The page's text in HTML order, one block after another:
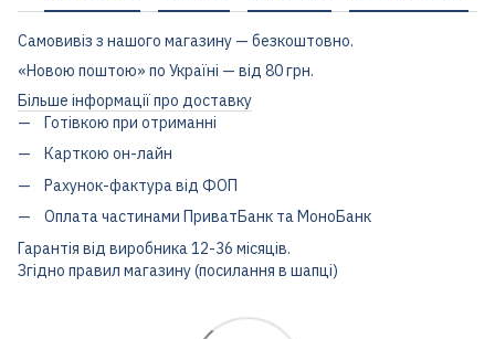
Самовивіз з нашого магазину — безкоштовно.
«Новою поштою» по Україні — від 80 грн.
Більше інформації про доставку
Готівкою при отриманні
Карткою он-лайн
Рахунок-фактура від ФОП
Оплата частинами ПриватБанк та МоноБанк
Гарантія від виробника 12-36 місяців.
Згідно правил магазину (посилання в шапці)